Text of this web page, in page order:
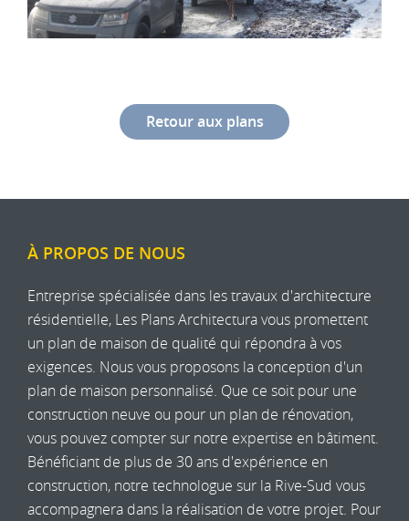
Retour aux plans
À PROPOS DE NOUS
Entreprise spécialisée dans les travaux d'architecture
résidentielle, Les Plans Architectura vous promettent
un plan de maison de qualité qui répondra à vos
exigences. Nous vous proposons la conception d'un
plan de maison personnalisé. Que ce soit pour une
construction neuve ou pour un plan de rénovation,
vous pouvez compter sur notre expertise en bâtiment.
Bénéficiant de plus de 30 ans d'expérience en
construction, notre technologue sur la Rive-Sud vous
accompagnera dans la réalisation de votre projet. Pour